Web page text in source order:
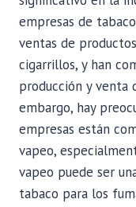
empresas de
ventas de
cigarrillos, y han
producción y venta
embargo, hay
empresas están
vapeo,
vapeo puede ser
tabaco para los